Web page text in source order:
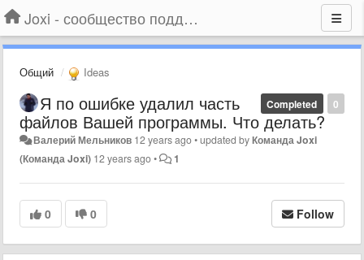
Joxi - сообщество поддержки
Общий Ideas
0
Completed
Я по ошибке удалил часть
файлов Вашей программы. Что делать?
Валерий Мельников 12 years ago•updated byКоманда Joxi
(Команда Joxi) 12 years ago• 1
0 0 Follow